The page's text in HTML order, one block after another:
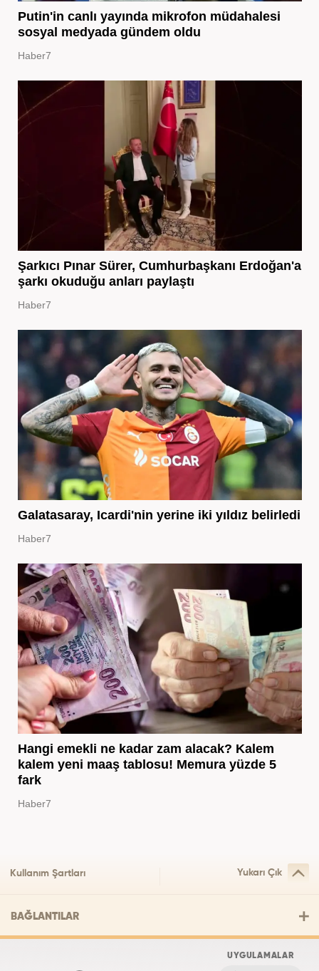
Putin'in canlı yayında mikrofon müdahalesi
sosyal medyada gündem oldu
Haber7
Şarkıcı Pınar Sürer, Cumhurbaşkanı Erdoğan'a
şarkı okuduğu anları paylaştı
Haber7
Galatasaray, Icardi'nin yerine iki yıldız belirledi
Haber7
Hangi emekli ne kadar zam alacak? Kalem
kalem yeni maaş tablosu! Memura yüzde 5
fark
Haber7
Kullanım Şartları Yukarı Çık
BAĞLANTILAR
UYGULAMALAR